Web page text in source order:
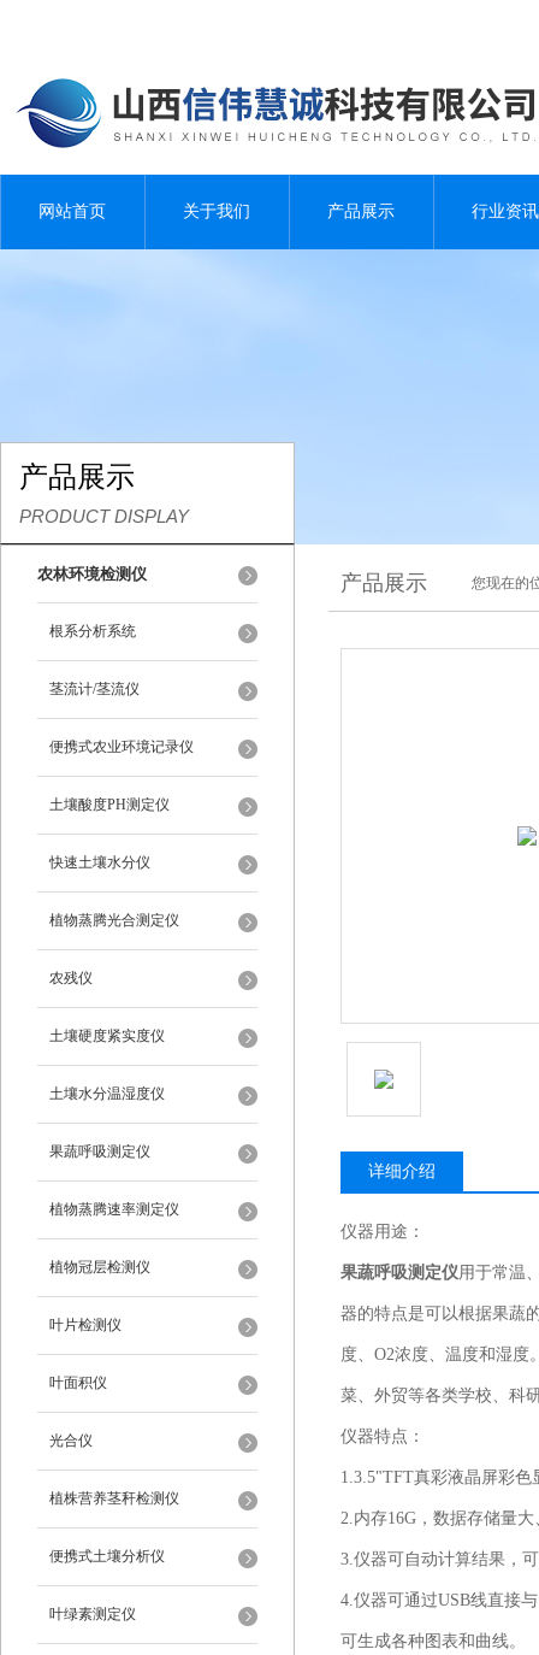
网站首页 关于我们 产品展示 行业资讯
产品展示
PRODUCT DISPLAY
农林环境检测仪
根系分析系统
茎流计/茎流仪
便携式农业环境记录仪
土壤酸度PH测定仪
快速土壤水分仪
植物蒸腾光合测定仪
农残仪
土壤硬度紧实度仪
土壤水分温湿度仪
果蔬呼吸测定仪
植物蒸腾速率测定仪
植物冠层检测仪
叶片检测仪
叶面积仪
光合仪
植株营养茎秆检测仪
便携式土壤分析仪
叶绿素测定仪
产品展示 您现在的
详细介绍
仪器用途：
果蔬呼吸测定仪用于常温
器的特点是可以根据果蔬
度、O2浓度、温度和湿
菜、外贸等各类学校、科
仪器特点：
1.3.5"TFT真彩液晶屏彩
2.内存16G，数据存储量
3.仪器可自动计算结果，
4.仪器可通过USB线直接
可生成各种图表和曲线。